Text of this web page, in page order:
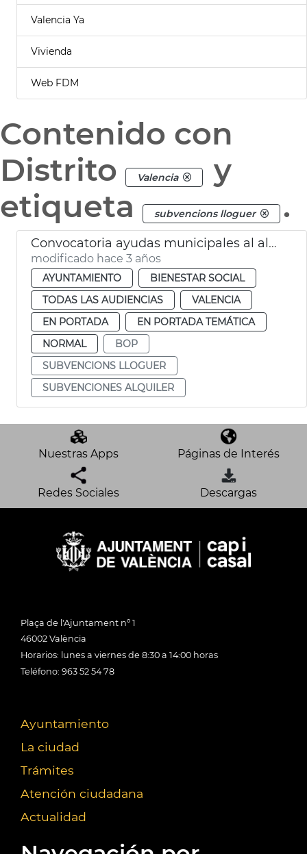
Valencia Ya
Vivienda
Web FDM
Contenido con
Distrito
Valencia
y
etiqueta
subvencions lloguer .
Convocatoria ayudas municipales al alquiler
modificado hace 3 años
AYUNTAMIENTO
BIENESTAR SOCIAL
TODAS LAS AUDIENCIAS
VALENCIA
EN PORTADA
EN PORTADA TEMÁTICA
NORMAL
BOP
SUBVENCIONS LLOGUER
SUBVENCIONES ALQUILER
Nuestras Apps Páginas de Interés
Redes Sociales Descargas
Plaça de l'Ajuntament nº 1
46002 València
Horarios: lunes a viernes de 8:30 a 14:00 horas
Teléfono: 963 52 54 78
Ayuntamiento
La ciudad
Trámites
Atención ciudadana
Actualidad